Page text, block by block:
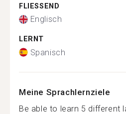
FLIESSEND
Englisch
LERNT
Spanisch
Meine Sprachlernziele
Be able to learn 5 different